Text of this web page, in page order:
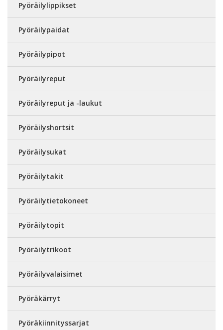
Pyöräilylippikset
Pyöräilypaidat
Pyöräilypipot
Pyöräilyreput
Pyöräilyreput ja -laukut
Pyöräilyshortsit
Pyöräilysukat
Pyöräilytakit
Pyöräilytietokoneet
Pyöräilytopit
Pyöräilytrikoot
Pyöräilyvalaisimet
Pyöräkärryt
Pyöräkiinnityssarjat